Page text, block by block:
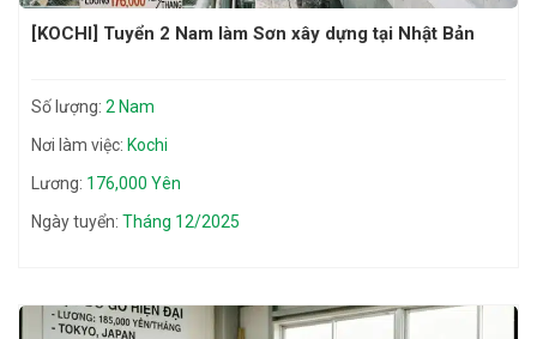
[KOCHI] Tuyển 2 Nam làm Sơn xây dựng tại Nhật Bản
Số lượng: 2 Nam
Nơi làm việc: Kochi
Lương: 176,000 Yên
Ngày tuyển: Tháng 12/2025